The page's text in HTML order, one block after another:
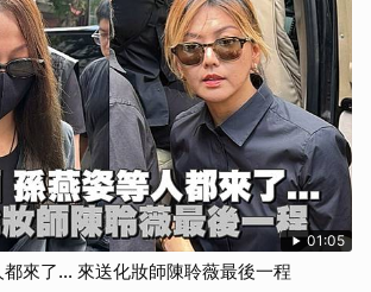
01:05
來了... 來送化妝師陳聆薇最後一程